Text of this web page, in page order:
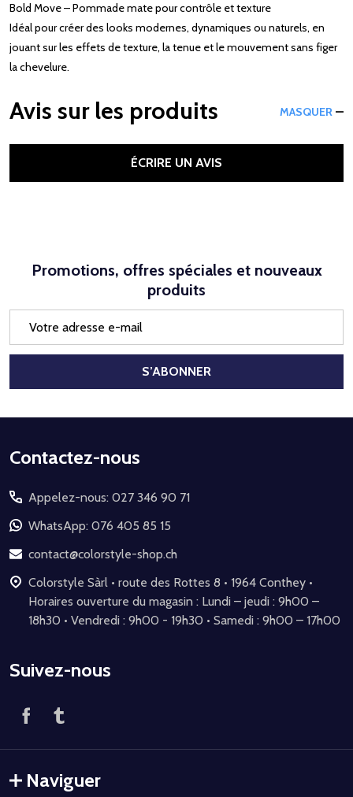
Bold Move – Pommade mate pour contrôle et texture
Idéal pour créer des looks modernes, dynamiques ou naturels, en
jouant sur les effets de texture, la tenue et le mouvement sans figer
la chevelure.
Avis sur les produits MASQUER
ÉCRIRE UN AVIS
Promotions, offres spéciales et nouveaux
produits
mail
S’ABONNER
Début
pied
de
page
Contactez-nous
Appelez-nous: 027 346 90 71
WhatsApp: 076 405 85 15
contact@colorstyle-shop.ch
Colorstyle Sàrl • route des Rottes 8 • 1964 Conthey •
Horaires ouverture du magasin : Lundi – jeudi : 9h00 –
18h30 • Vendredi : 9h00 - 19h30 • Samedi : 9h00 – 17h00
Suivez-nous
Naviguer